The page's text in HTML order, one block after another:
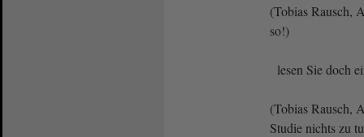
(Tobias Rausch,
so!)
lesen Sie doch
(Tobias Rausch,
Studie nichts zu